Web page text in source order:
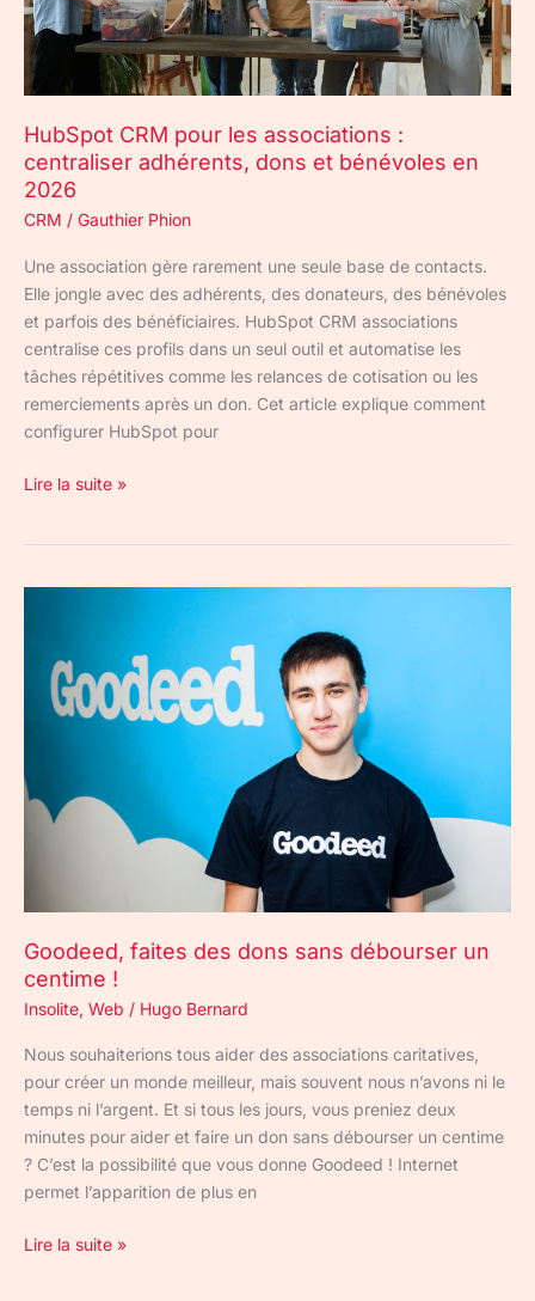
HubSpot CRM pour les associations :
centraliser adhérents, dons et bénévoles en
2026
CRM / Gauthier Phion
Une association gère rarement une seule base de contacts.
Elle jongle avec des adhérents, des donateurs, des bénévoles
et parfois des bénéficiaires. HubSpot CRM associations
centralise ces profils dans un seul outil et automatise les
tâches répétitives comme les relances de cotisation ou les
remerciements après un don. Cet article explique comment
configurer HubSpot pour
adhérents,
dons
et
en
2026
Lire la suite »
Goodeed, faites des dons sans débourser un
centime !
Insolite, Web / Hugo Bernard
Nous souhaiterions tous aider des associations caritatives,
pour créer un monde meilleur, mais souvent nous n’avons ni le
temps ni l’argent. Et si tous les jours, vous preniez deux
minutes pour aider et faire un don sans débourser un centime
? C’est la possibilité que vous donne Goodeed ! Internet
permet l’apparition de plus en
dons
sans
centime
Lire la suite »